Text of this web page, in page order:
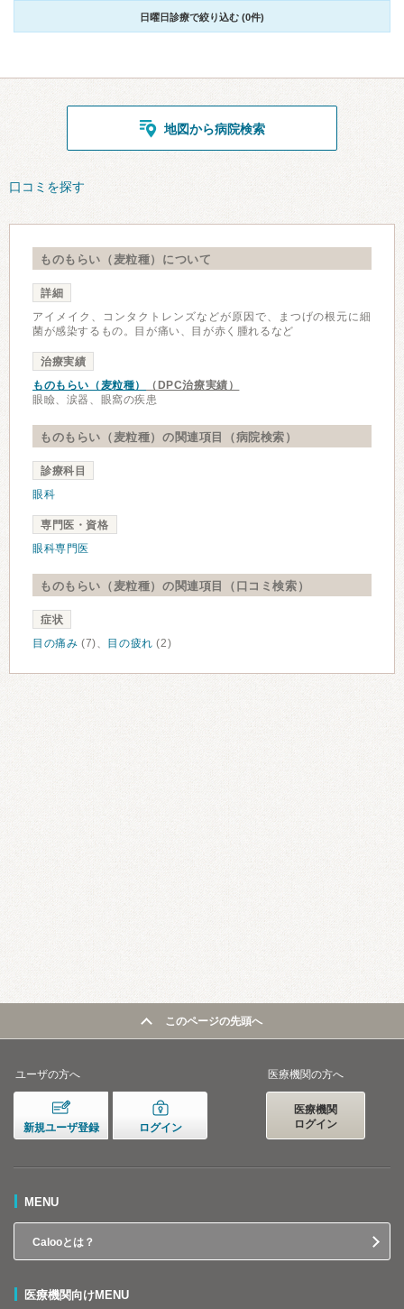
日曜日診療で絞り込む (0件)
地図から病院検索
口コミを探す
ものもらい（麦粒種）について
詳細
アイメイク、コンタクトレンズなどが原因で、まつげの根元に細
菌が感染するもの。目が痛い、目が赤く腫れるなど
治療実績
ものもらい（麦粒種）
（DPC治療実績）
眼瞼、涙器、眼窩の疾患
ものもらい（麦粒種）の関連項目（病院検索）
診療科目
眼科
専門医・資格
眼科専門医
ものもらい（麦粒種）の関連項目（口コミ検索）
症状
目の痛み (7)、 目の疲れ (2)
このページの先頭へ
ユーザの方へ
新規ユーザ登録 ログイン
医療機関の方へ
医療機関
ログイン
MENU
Calooとは？
医療機関向けMENU